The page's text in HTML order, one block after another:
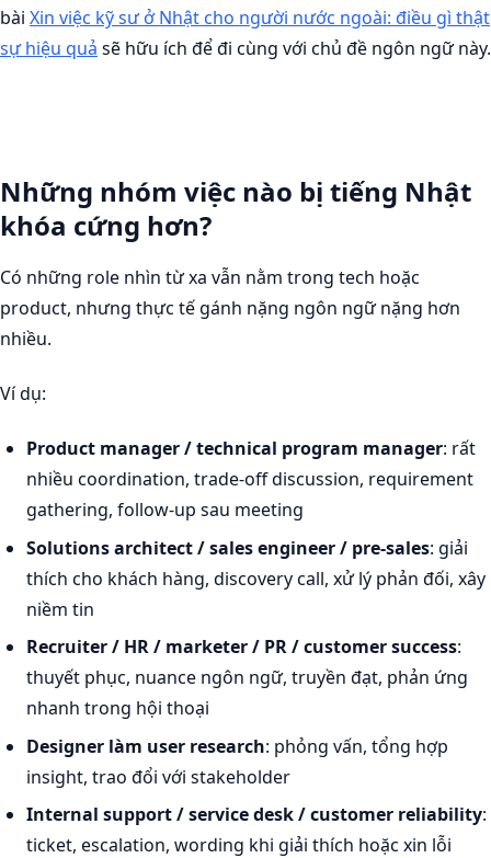
bài Xin việc kỹ sư ở Nhật cho người nước ngoài: điều gì thật
sự hiệu quả sẽ hữu ích để đi cùng với chủ đề ngôn ngữ này.
Những nhóm việc nào bị tiếng Nhật
khóa cứng hơn?
Có những role nhìn từ xa vẫn nằm trong tech hoặc
product, nhưng thực tế gánh nặng ngôn ngữ nặng hơn
nhiều.
Ví dụ:
Product manager / technical program manager: rất
nhiều coordination, trade-off discussion, requirement
gathering, follow-up sau meeting
Solutions architect / sales engineer / pre-sales: giải
thích cho khách hàng, discovery call, xử lý phản đối, xây
niềm tin
Recruiter / HR / marketer / PR / customer success:
thuyết phục, nuance ngôn ngữ, truyền đạt, phản ứng
nhanh trong hội thoại
Designer làm user research: phỏng vấn, tổng hợp
insight, trao đổi với stakeholder
Internal support / service desk / customer reliability:
ticket, escalation, wording khi giải thích hoặc xin lỗi